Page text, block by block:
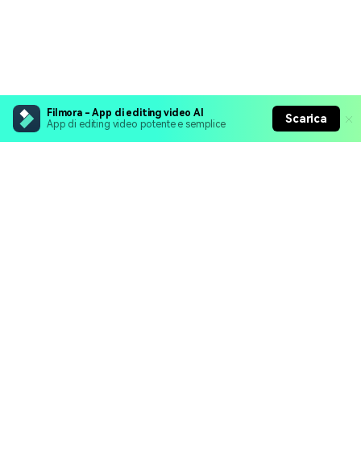
Filmora - App di editing video AI
App di editing video potente e semplice
Scarica